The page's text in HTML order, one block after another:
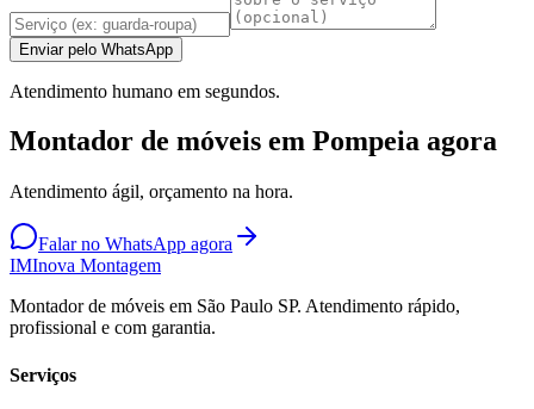
Enviar pelo WhatsApp
Atendimento humano em segundos.
Montador de móveis em Pompeia agora
Atendimento ágil, orçamento na hora.
Falar no WhatsApp agora
IMInova Montagem
Montador de móveis em São Paulo SP. Atendimento rápido,
profissional e com garantia.
Serviços